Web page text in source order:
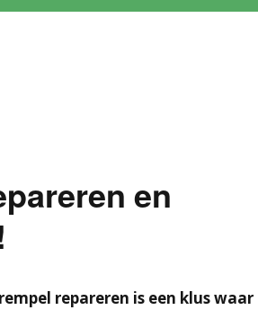
en
repareren is een klus waar